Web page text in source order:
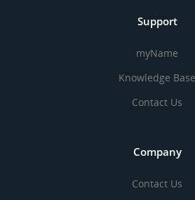
Support
myName
Knowledge Base
Contact Us
Company
Contact Us